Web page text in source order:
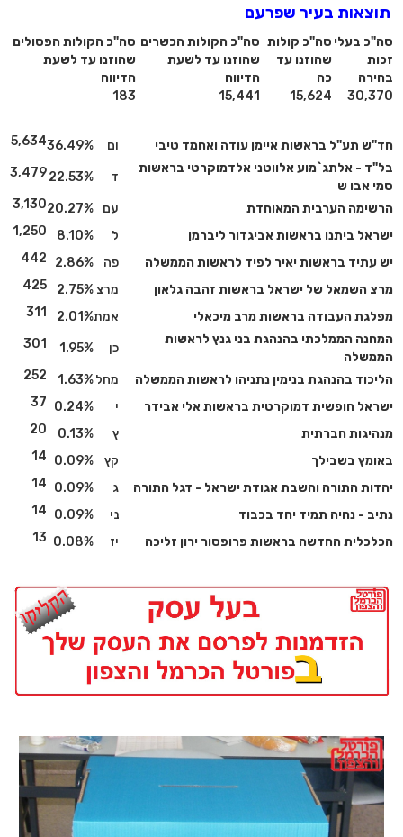
תוצאות בעיר שפרעם
סה"כ בעלי
זכות
בחירה
סה"כ קולות
שהוזנו עד
כה
סה"כ הקולות הכשרים
שהוזנו עד לשעת
הדיווח
סה"כ הקולות הפסולים
שהוזנו עד לשעת
הדיווח
30,370
15,624
15,441
183
חד"ש תע"ל בראשות איימן עודה ואחמד טיבי ום 36.49%
5,634
בל"ד - אלתג`מוע אלווטני אלדמוקרטי בראשות
סמי אבו ש
22.53%
3,479
הרשימה הערבית המאוחדת עם 20.27%
3,130
ישראל ביתנו בראשות אביגדור ליברמן 8.10%
1,250
יש עתיד בראשות יאיר לפיד לראשות הממשלה פה 2.86%
442
מרצ השמאל של ישראל בראשות זהבה גלאון מרצ2.75%
425
מפלגת העבודה בראשות מרב מיכאלי אמת2.01%
311
המחנה הממלכתי בהנהגת בני גנץ לראשות
הממשלה
כן 1.95%
301
הליכוד בהנהגת בנימין נתניהו לראשות הממשלה מחל1.63%
252
ישראל חופשית דמוקרטית בראשות אלי אבידר 0.24%
37
מנהיגות חברתית 0.13%
20
באומץ בשבילך קץ 0.09%
14
יהדות התורה והשבת אגודת ישראל - דגל התורה 0.09%
14
נתיב - נחיה תמיד יחד בכבוד ני 0.09%
14
הכלכלית החדשה בראשות פרופסור ירון זליכה 0.08%
13